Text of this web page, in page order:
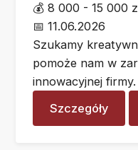
💰 8 000 - 15 000
📅 11.06.2026
Szukamy
pomoże nam w
innowacyjnej firmy.
Szczegóły